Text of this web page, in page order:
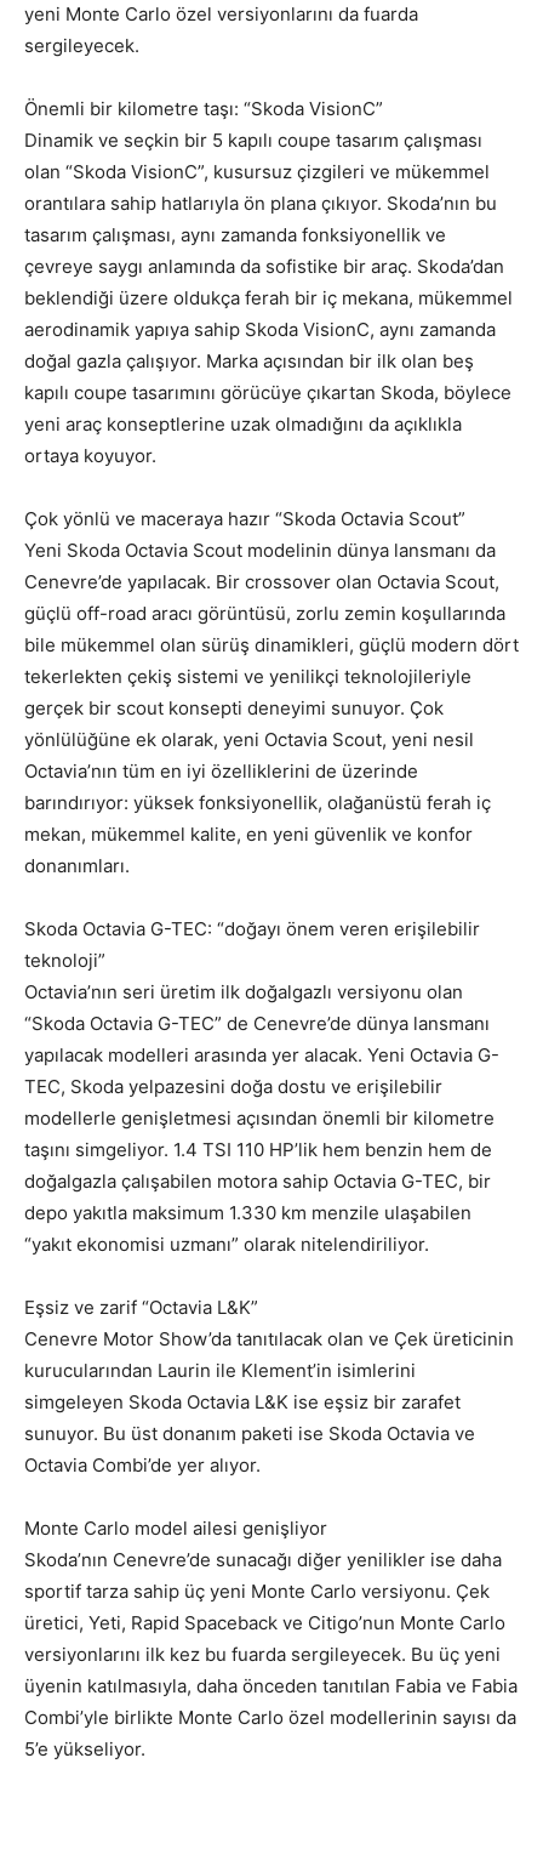
yeni Monte Carlo özel versiyonlarını da fuarda
sergileyecek.
Önemli bir kilometre taşı: “Skoda VisionC”
Dinamik ve seçkin bir 5 kapılı coupe tasarım çalışması
olan “Skoda VisionC”, kusursuz çizgileri ve mükemmel
orantılara sahip hatlarıyla ön plana çıkıyor. Skoda’nın bu
tasarım çalışması, aynı zamanda fonksiyonellik ve
çevreye saygı anlamında da sofistike bir araç. Skoda’dan
beklendiği üzere oldukça ferah bir iç mekana, mükemmel
aerodinamik yapıya sahip Skoda VisionC, aynı zamanda
doğal gazla çalışıyor. Marka açısından bir ilk olan beş
kapılı coupe tasarımını görücüye çıkartan Skoda, böylece
yeni araç konseptlerine uzak olmadığını da açıklıkla
ortaya koyuyor.
Çok yönlü ve maceraya hazır “Skoda Octavia Scout”
Yeni Skoda Octavia Scout modelinin dünya lansmanı da
Cenevre’de yapılacak. Bir crossover olan Octavia Scout,
güçlü off-road aracı görüntüsü, zorlu zemin koşullarında
bile mükemmel olan sürüş dinamikleri, güçlü modern dört
tekerlekten çekiş sistemi ve yenilikçi teknolojileriyle
gerçek bir scout konsepti deneyimi sunuyor. Çok
yönlülüğüne ek olarak, yeni Octavia Scout, yeni nesil
Octavia’nın tüm en iyi özelliklerini de üzerinde
barındırıyor: yüksek fonksiyonellik, olağanüstü ferah iç
mekan, mükemmel kalite, en yeni güvenlik ve konfor
donanımları.
Skoda Octavia G-TEC: “doğayı önem veren erişilebilir
teknoloji”
Octavia’nın seri üretim ilk doğalgazlı versiyonu olan
“Skoda Octavia G-TEC” de Cenevre’de dünya lansmanı
yapılacak modelleri arasında yer alacak. Yeni Octavia G-
TEC, Skoda yelpazesini doğa dostu ve erişilebilir
modellerle genişletmesi açısından önemli bir kilometre
taşını simgeliyor. 1.4 TSI 110 HP’lik hem benzin hem de
doğalgazla çalışabilen motora sahip Octavia G-TEC, bir
depo yakıtla maksimum 1.330 km menzile ulaşabilen
“yakıt ekonomisi uzmanı” olarak nitelendiriliyor.
Eşsiz ve zarif “Octavia L&K”
Cenevre Motor Show’da tanıtılacak olan ve Çek üreticinin
kurucularından Laurin ile Klement’in isimlerini
simgeleyen Skoda Octavia L&K ise eşsiz bir zarafet
sunuyor. Bu üst donanım paketi ise Skoda Octavia ve
Octavia Combi’de yer alıyor.
Monte Carlo model ailesi genişliyor
Skoda’nın Cenevre’de sunacağı diğer yenilikler ise daha
sportif tarza sahip üç yeni Monte Carlo versiyonu. Çek
üretici, Yeti, Rapid Spaceback ve Citigo’nun Monte Carlo
versiyonlarını ilk kez bu fuarda sergileyecek. Bu üç yeni
üyenin katılmasıyla, daha önceden tanıtılan Fabia ve Fabia
Combi’yle birlikte Monte Carlo özel modellerinin sayısı da
5’e yükseliyor.